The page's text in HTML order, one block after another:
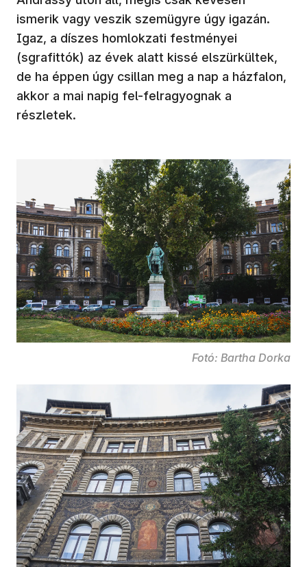
ismerik vagy veszik szemügyre úgy igazán.
Igaz, a díszes homlokzati festményei
(sgrafittók) az évek alatt kissé elszürkültek,
de ha éppen úgy csillan meg a nap a házfalon,
akkor a mai napig fel-felragyognak a
részletek.
Fotó: Bartha Dorka